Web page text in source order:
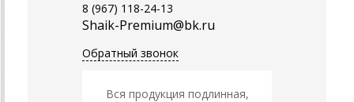
8 (967) 118-24-13
Shaik-Premium@bk.ru
Обратный звонок
Вся продукция подлинная,